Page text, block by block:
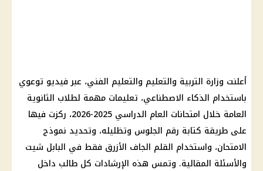
أعلنت وزارة التربية والتعليم والتعليم الفني، عبر فيديو توعوي
باستخدام الذكاء الاصطناعي، تعليمات مهمة لطلاب الثانوية
العامة خلال امتحانات العام الدراسي 2025-2026، ركزت فيها
على طريقة كتابة رقم الجلوس وتظليله، وتحديد نموذج
الامتحان، واستخدام القلم الجاف الأزرق فقط في البابل شيت
والأسئلة المقالية. وتمس هذه الإرشادات كل طالب داخل